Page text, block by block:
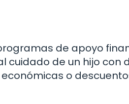
de apoyo
cuidado de un hijo con
o